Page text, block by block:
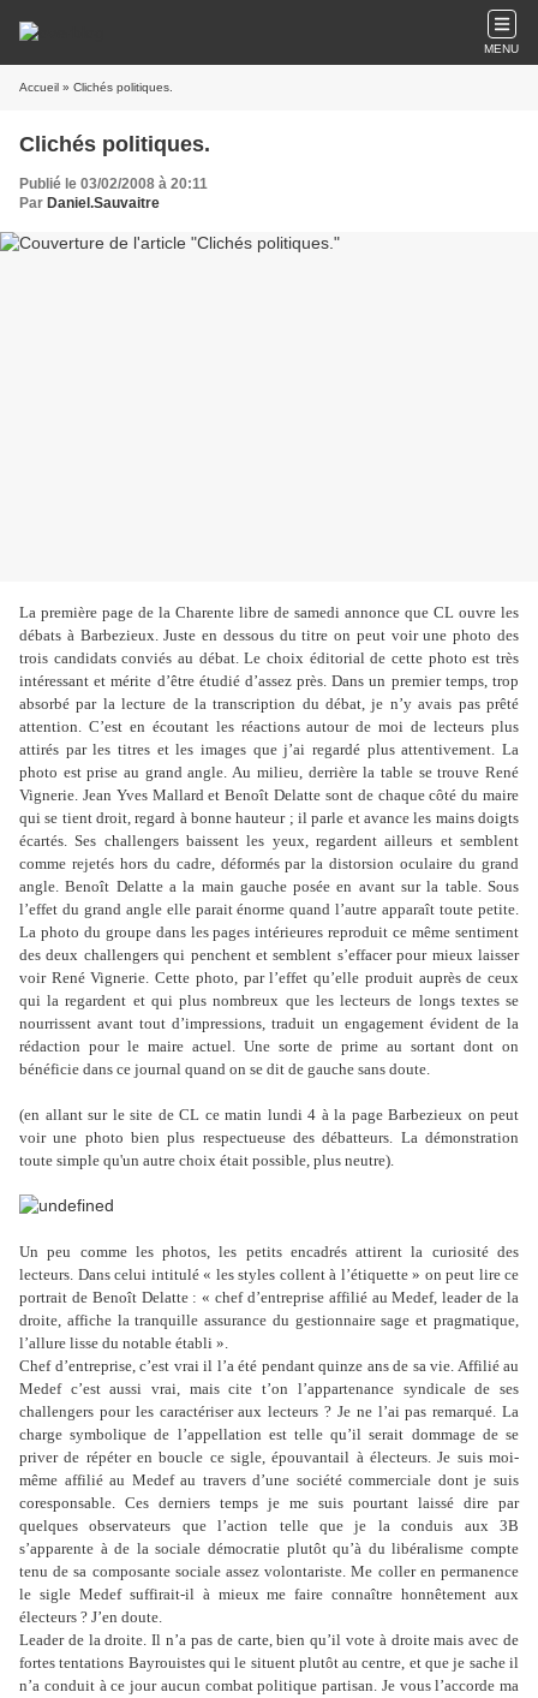
MENU
Accueil » Clichés politiques.
Clichés politiques.
Publié le 03/02/2008 à 20:11
Par Daniel.Sauvaitre
La première page de la Charente libre de samedi annonce que CL ouvre les
débats à Barbezieux. Juste en dessous du titre on peut voir une photo des
trois candidats conviés au débat. Le choix éditorial de cette photo est très
intéressant et mérite d’être étudié d’assez près. Dans un premier temps, trop
absorbé par la lecture de la transcription du débat, je n’y avais pas prêté
attention. C’est en écoutant les réactions autour de moi de lecteurs plus
attirés par les titres et les images que j’ai regardé plus attentivement. La
photo est prise au grand angle. Au milieu, derrière la table se trouve René
Vignerie. Jean Yves Mallard et Benoît Delatte sont de chaque côté du maire
qui se tient droit, regard à bonne hauteur ; il parle et avance les mains doigts
écartés. Ses challengers baissent les yeux, regardent ailleurs et semblent
comme rejetés hors du cadre, déformés par la distorsion oculaire du grand
angle. Benoît Delatte a la main gauche posée en avant sur la table. Sous
l’effet du grand angle elle parait énorme quand l’autre apparaît toute petite.
La photo du groupe dans les pages intérieures reproduit ce même sentiment
des deux challengers qui penchent et semblent s’effacer pour mieux laisser
voir René Vignerie. Cette photo, par l’effet qu’elle produit auprès de ceux
qui la regardent et qui plus nombreux que les lecteurs de longs textes se
nourrissent avant tout d’impressions, traduit un engagement évident de la
rédaction pour le maire actuel. Une sorte de prime au sortant dont on
bénéficie dans ce journal quand on se dit de gauche sans doute.
(en allant sur le site de CL ce matin lundi 4 à la page Barbezieux on peut
voir une photo bien plus respectueuse des débatteurs. La démonstration
toute simple qu'un autre choix était possible, plus neutre).
Un peu comme les photos, les petits encadrés attirent la curiosité des
lecteurs. Dans celui intitulé « les styles collent à l’étiquette » on peut lire ce
portrait de Benoît Delatte : « chef d’entreprise affilié au Medef, leader de la
droite, affiche la tranquille assurance du gestionnaire sage et pragmatique,
l’allure lisse du notable établi ».
Chef d’entreprise, c’est vrai il l’a été pendant quinze ans de sa vie. Affilié au
Medef c’est aussi vrai, mais cite t’on l’appartenance syndicale de ses
challengers pour les caractériser aux lecteurs ? Je ne l’ai pas remarqué. La
charge symbolique de l’appellation est telle qu’il serait dommage de se
priver de répéter en boucle ce sigle, épouvantail à électeurs. Je suis moi-
même affilié au Medef au travers d’une société commerciale dont je suis
coresponsable. Ces derniers temps je me suis pourtant laissé dire par
quelques observateurs que l’action telle que je la conduis aux 3B
s’apparente à de la sociale démocratie plutôt qu’à du libéralisme compte
tenu de sa composante sociale assez volontariste. Me coller en permanence
le sigle Medef suffirait-il à mieux me faire connaître honnêtement aux
électeurs ? J’en doute.
Leader de la droite. Il n’a pas de carte, bien qu’il vote à droite mais avec de
fortes tentations Bayrouistes qui le situent plutôt au centre, et que je sache il
n’a conduit à ce jour aucun combat politique partisan. Je vous l’accorde ma